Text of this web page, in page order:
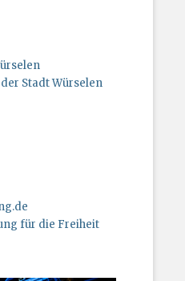
Stadt Würselen
für die Freiheit